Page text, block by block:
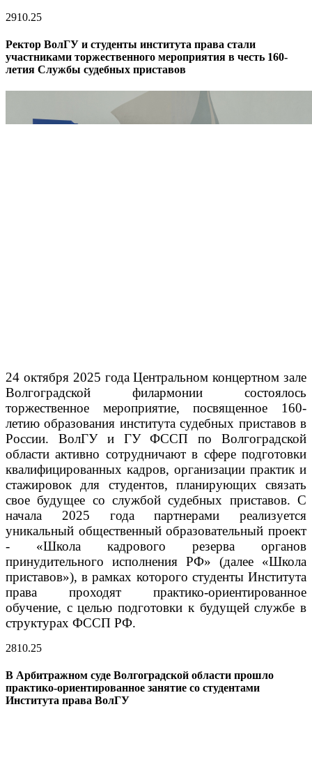
2910.25
Ректор ВолГУ и студенты института права стали
участниками торжественного мероприятия в честь 160-
летия Службы судебных приставов
24 октября 2025 года Центральном концертном зале
Волгоградской филармонии состоялось
торжественное мероприятие, посвященное 160-
летию образования института судебных приставов в
России. ВолГУ и ГУ ФССП по Волгоградской
области активно сотрудничают в сфере подготовки
квалифицированных кадров, организации практик и
стажировок для студентов, планирующих связать
свое будущее со службой судебных приставов. С
начала 2025 года партнерами реализуется
уникальный общественный образовательный проект
- «Школа кадрового резерва органов
принудительного исполнения РФ» (далее «Школа
приставов»), в рамках которого студенты Института
права проходят практико-ориентированное
обучение, с целью подготовки к будущей службе в
структурах ФССП РФ.
2810.25
В Арбитражном суде Волгоградской области прошло
практико-ориентированное занятие со студентами
Института права ВолГУ